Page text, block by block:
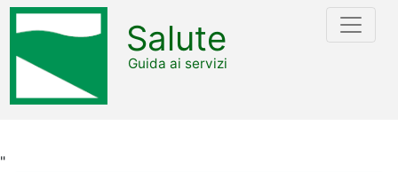
"
Salute
Guida ai servizi